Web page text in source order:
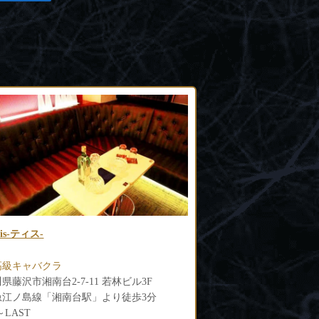
（エスト）
キャバクラ
鎌倉市大船1-23-28 万屋第1ビル別館1F
船駅」東口より徒歩3分
LAST
ZERO（ゼロ）
藤沢高級キャバクラ
神奈川県藤沢市南藤沢
各線「藤沢駅」南口よ